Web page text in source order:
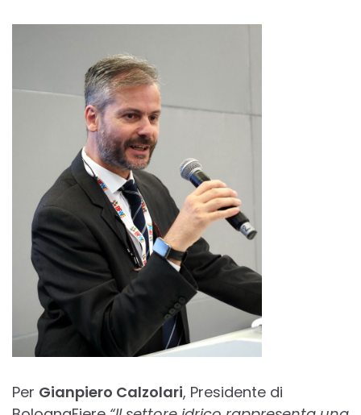
Per Gianpiero Calzolari, Presidente di